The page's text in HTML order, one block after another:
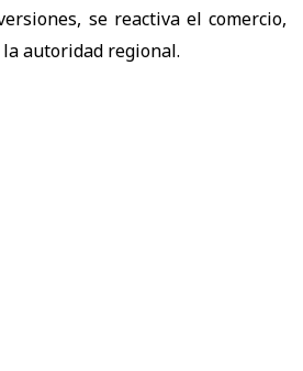
se reactiva el comercio,
la autoridad regional.